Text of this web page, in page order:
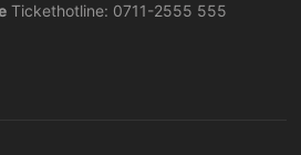
Tickethotline: 0711-2555 555